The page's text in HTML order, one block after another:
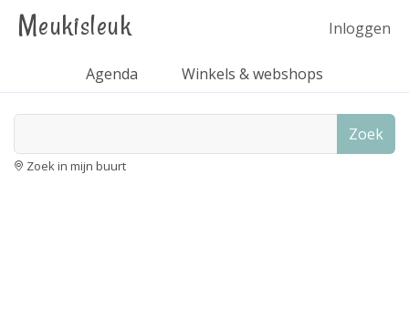
Meukisleuk Inloggen
Agenda Winkels & webshops
Zoek
Zoek in mijn buurt